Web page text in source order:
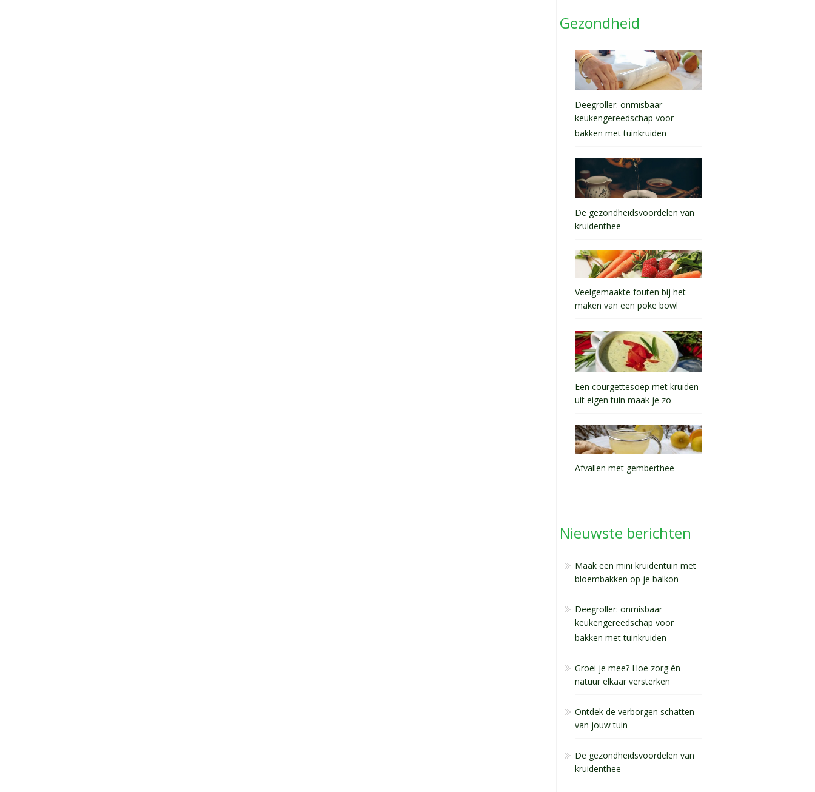
Gezondheid
Deegroller: onmisbaar
keukengereedschap voor
bakken met tuinkruiden
De gezondheidsvoordelen van
kruidenthee
Veelgemaakte fouten bij het
maken van een poke bowl
Een courgettesoep met kruiden
uit eigen tuin maak je zo
Afvallen met gemberthee
Nieuwste berichten
Maak een mini kruidentuin met
bloembakken op je balkon
Deegroller: onmisbaar
keukengereedschap voor
bakken met tuinkruiden
Groei je mee? Hoe zorg én
natuur elkaar versterken
Ontdek de verborgen schatten
van jouw tuin
De gezondheidsvoordelen van
kruidenthee